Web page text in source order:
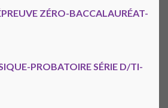
ZÉRO-BACCALAURÉAT-
PROBATOIRE SÉRIE D/TI-